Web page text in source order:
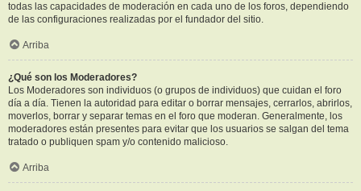
todas las capacidades de moderación en cada uno de los foros, dependiendo
de las configuraciones realizadas por el fundador del sitio.
Arriba
¿Qué son los Moderadores?
Los Moderadores son individuos (o grupos de individuos) que cuidan el foro
día a día. Tienen la autoridad para editar o borrar mensajes, cerrarlos, abrirlos,
moverlos, borrar y separar temas en el foro que moderan. Generalmente, los
moderadores están presentes para evitar que los usuarios se salgan del tema
tratado o publiquen spam y/o contenido malicioso.
Arriba